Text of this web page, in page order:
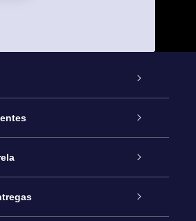
conosco
on-line
da OSR